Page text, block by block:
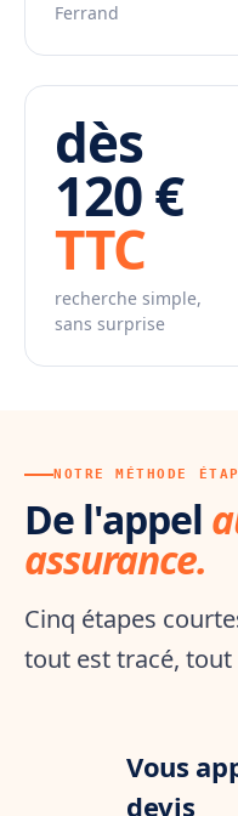
Ferrand
dès
120 €
TTC
recherche simple,
sans surprise
NOTRE MÉTHODE
De l'appel
assurance.
Cinq étapes
tout est tracé, tout
Vous
devis
Marie · 06
il y a quelques